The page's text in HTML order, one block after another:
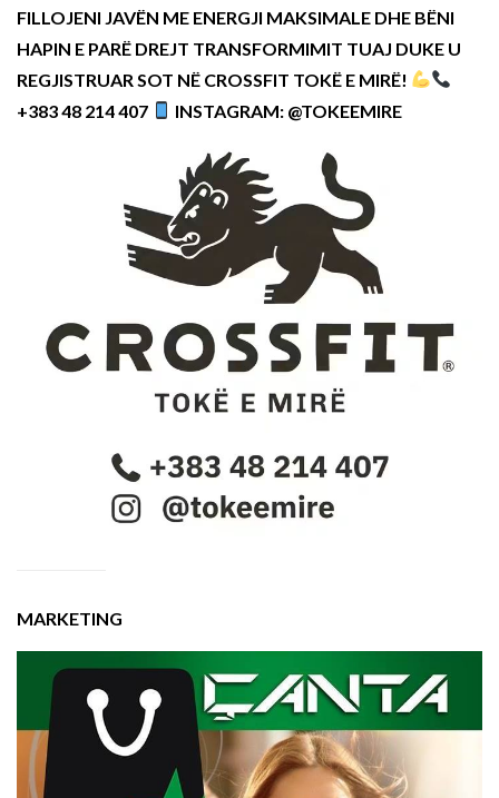
FILLOJENI JAVËN ME ENERGJI MAKSIMALE DHE BËNI
HAPIN E PARË DREJT TRANSFORMIMIT TUAJ DUKE U
REGJISTRUAR SOT NË CROSSFIT TOKË E MIRË!
+383 48 214 407
INSTAGRAM: @TOKEEMIRE
MARKETING